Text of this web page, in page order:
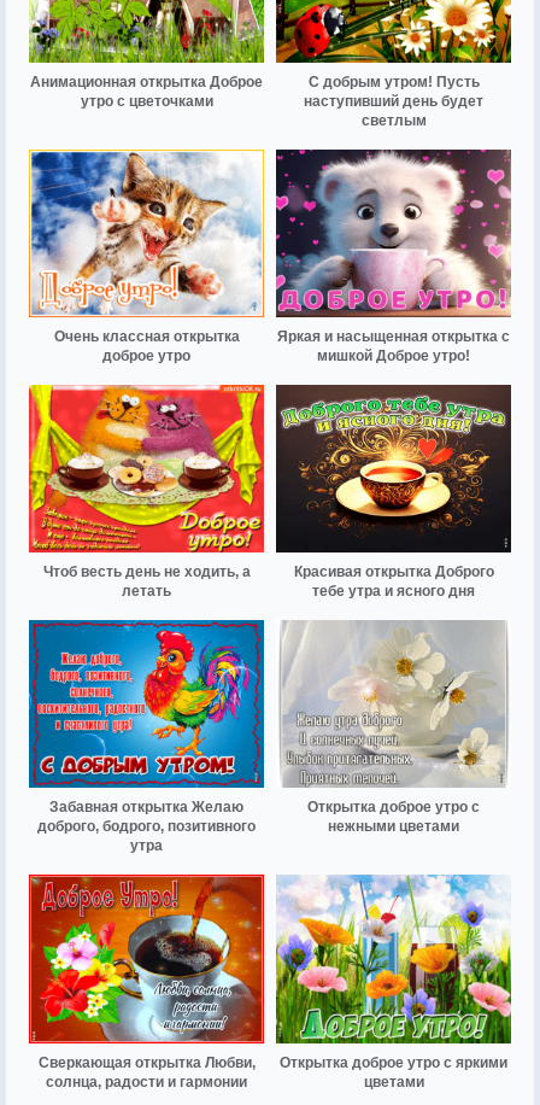
Анимационная открытка Доброе
утро с цветочками
С добрым утром! Пусть
наступивший день будет
светлым
Очень классная открытка
доброе утро
Яркая и насыщенная открытка с
мишкой Доброе утро!
Чтоб весть день не ходить, а
летать
Красивая открытка Доброго
тебе утра и ясного дня
Забавная открытка Желаю
доброго, бодрого, позитивного
утра
Открытка доброе утро с
нежными цветами
Сверкающая открытка Любви,
солнца, радости и гармонии
Открытка доброе утро с яркими
цветами